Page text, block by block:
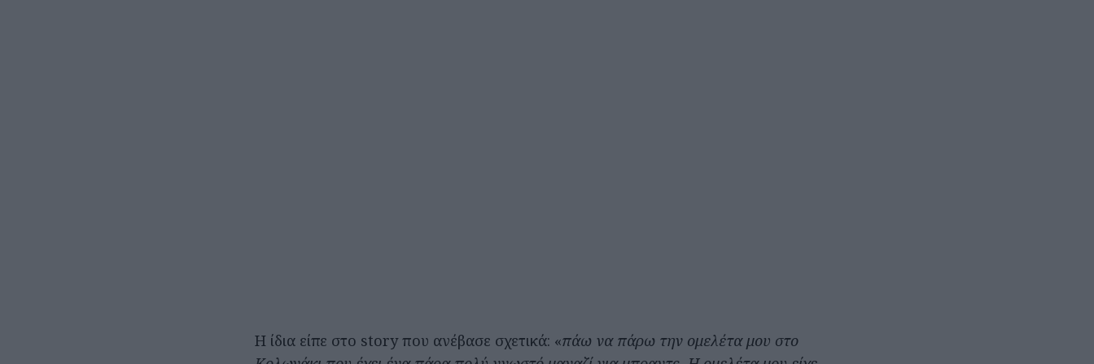
Η ίδια είπε στο story που ανέβασε σχετικά: «πάω να πάρω την ομελέτα μου στο